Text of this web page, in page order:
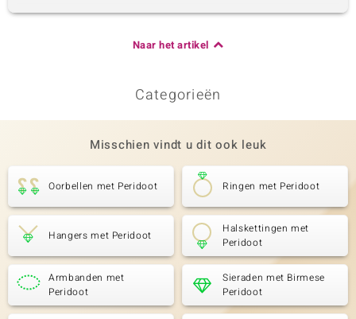
Naar het artikel
Categorieën
Misschien vindt u dit ook leuk
Oorbellen met Peridoot Ringen met Peridoot
Hangers met Peridoot
Halskettingen met
Peridoot
Armbanden met
Peridoot
Sieraden met Birmese
Peridoot